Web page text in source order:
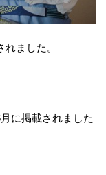
ました。
に掲載されました